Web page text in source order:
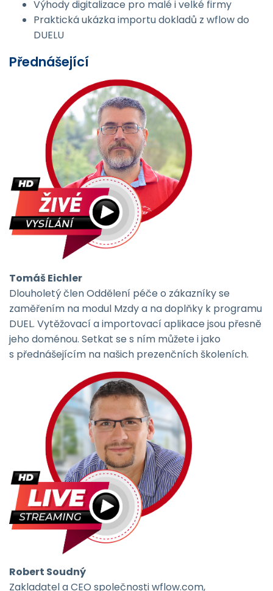
Výhody digitalizace pro malé i velké firmy
Praktická ukázka importu dokladů z wflow do
DUELU
Přednášející
Tomáš Eichler
Dlouholetý člen Oddělení péče o zákazníky se
zaměřením na modul Mzdy a na doplňky k programu
DUEL. Vytěžovací a importovací aplikace jsou přesně
jeho doménou. Setkat se s ním můžete i jako
s přednášejícím na našich prezenčních školeních.
Robert Soudný
Zakladatel a CEO společnosti wflow.com,